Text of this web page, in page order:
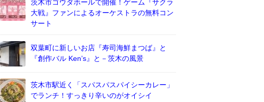
茨木市ゴウダホールで開催！ゲーム『サクラ
大戦』ファンによるオーケストラの無料コン
サート
双葉町に新しいお店『寿司海鮮まつば』と
『創作バル Ken’s』と－茨木の風景
茨木市駅近く「スパスパスパイシーカレー」
でランチ！すっきり辛いのがオイシイ